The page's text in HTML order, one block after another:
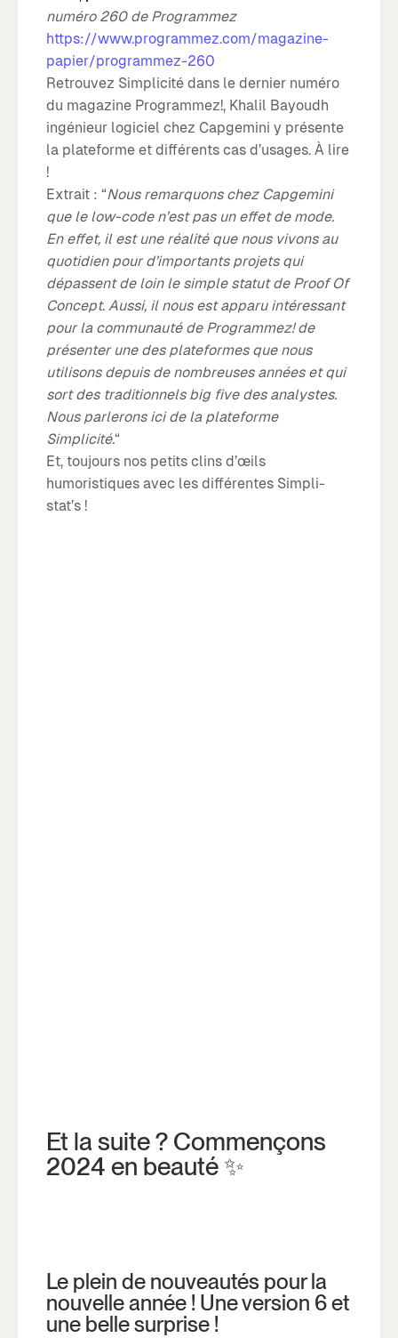
numéro 260 de Programmez
https://www.programmez.com/magazine-
papier/programmez-260
Retrouvez Simplicité dans le dernier numéro
du magazine Programmez!, Khalil Bayoudh
ingénieur logiciel chez Capgemini y présente
la plateforme et différents cas d’usages. À lire
!
Extrait : “Nous remarquons chez Capgemini
que le low-code n’est pas un effet de mode.
En effet, il est une réalité que nous vivons au
quotidien pour d’importants projets qui
dépassent de loin le simple statut de Proof Of
Concept. Aussi, il nous est apparu intéressant
pour la communauté de Programmez! de
présenter une des plateformes que nous
utilisons depuis de nombreuses années et qui
sort des traditionnels big five des analystes.
Nous parlerons ici de la plateforme
Simplicité.“
Et, toujours nos petits clins d’œils
humoristiques avec les différentes Simpli-
stat’s !
Et la suite ? Commençons
2024 en beauté ✨
Le plein de nouveautés pour la
nouvelle année ! Une version 6 et
une belle surprise !